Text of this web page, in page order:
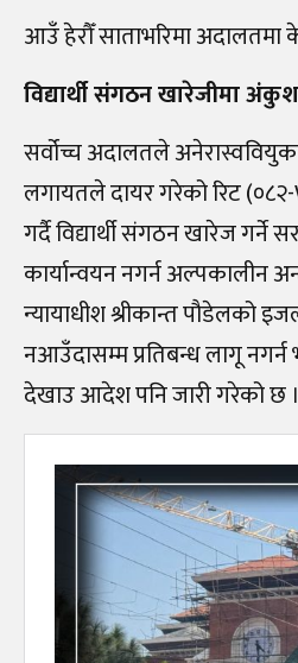
आउँ हेरौँ साताभरिमा
विद्यार्थी संगठन खारेजीमा अंकुश
सर्वोच्च अदालतले
लगायतले दायर गरेको रिट
गर्दै विद्यार्थी संगठन खारेज गर्ने
कार्यान्वयन नगर्न अल्पकालीन
न्यायाधीश श्रीकान्त पौडेलको
नआउँदासम्म प्रतिबन्ध लागू
देखाउ आदेश पनि जारी गरेको छ ।